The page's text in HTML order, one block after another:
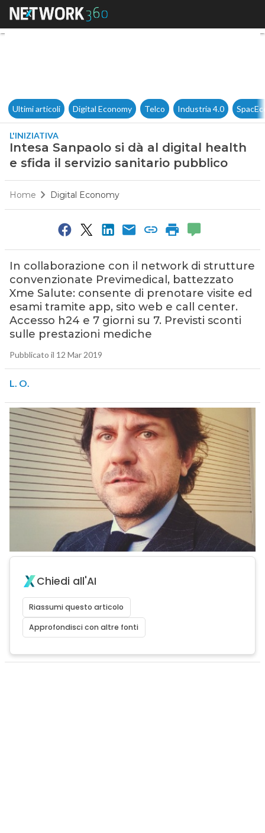
Intesa Sanpaolo si dà al
Ultimi articoli Digital Economy Telco Industria 4.0
L'INIZIATIVA
Intesa Sanpaolo si dà al digital health
e sfida il servizio sanitario pubblico
Home Digital Economy
In collaborazione con il network di strutture
convenzionate Previmedical, battezzato
Xme Salute: consente di prenotare visite ed
esami tramite app, sito web e call center.
Accesso h24 e 7 giorni su 7. Previsti sconti
sulle prestazioni mediche
Pubblicato il 12 Mar 2019
L. O.
Chiedi all'AI
Riassumi questo articolo
Approfondisci con altre fonti